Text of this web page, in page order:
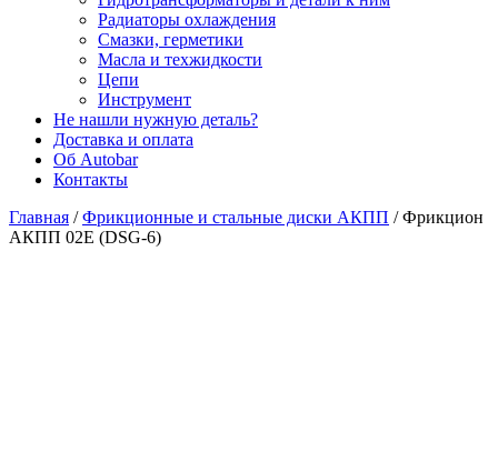
Радиаторы охлаждения
Смазки, герметики
Масла и техжидкости
Цепи
Инструмент
Не нашли нужную деталь?
Доставка и оплата
Об Autobar
Контакты
Главная /Фрикционные и стальные диски АКПП /Фрикцион
АКПП 02E (DSG-6)